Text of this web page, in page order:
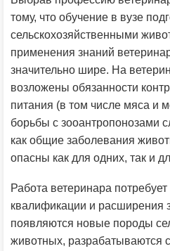
тому, что обучение в вузе
сельскохозяйственными
применения знаний
значительно шире. На
возложены обязанности
питания (в том числе мяса и
борьбы с зооантропонозами
как общие заболевания
опасны как для одних, так и
Работа ветеринара
квалификации и расширения
появляются новые породы
животных, разрабатываются